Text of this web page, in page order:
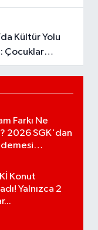
Çocuklar
Farkı Ne
2026 SGK'dan
Konut
Yalnızca 2